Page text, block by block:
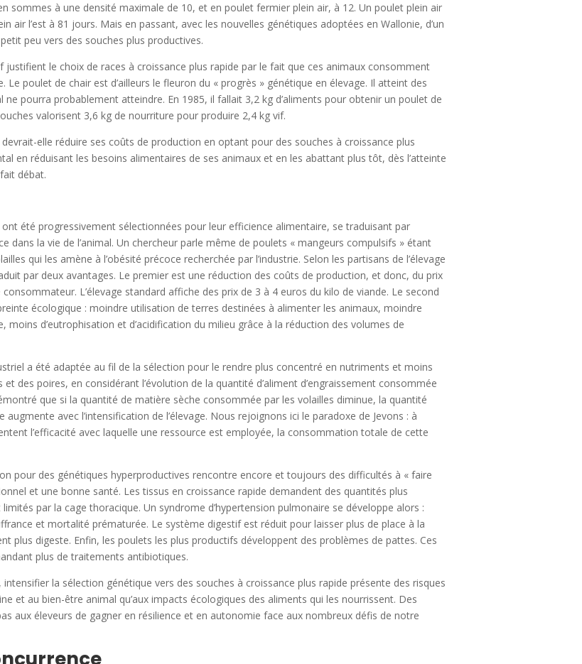
sommes à une densité maximale de 10, et en poulet fermier plein air, à 12. Un poulet plein air
air l’est à 81 jours. Mais en passant, avec les nouvelles génétiques adoptées en Wallonie, d’un
peu vers des souches plus productives.
justifient le choix de races à croissance plus rapide par le fait que ces animaux consomment
Le poulet de chair est d’ailleurs le fleuron du « progrès » génétique en élevage. Il atteint des
ne pourra probablement atteindre. En 1985, il fallait 3,2 kg d’aliments pour obtenir un poulet de
valorisent 3,6 kg de nourriture pour produire 2,4 kg vif.
elle réduire ses coûts de production en optant pour des souches à croissance plus
en réduisant les besoins alimentaires de ses animaux et en les abattant plus tôt, dès l’atteinte
débat.
été progressivement sélectionnées pour leur efficience alimentaire, se traduisant par
dans la vie de l’animal. Un chercheur parle même de poulets « mangeurs compulsifs » étant
qui les amène à l’obésité précoce recherchée par l’industrie. Selon les partisans de l’élevage
par deux avantages. Le premier est une réduction des coûts de production, et donc, du prix
L’élevage standard affiche des prix de 3 à 4 euros du kilo de viande. Le second
écologique : moindre utilisation de terres destinées à alimenter les animaux, moindre
moins d’eutrophisation et d’acidification du milieu grâce à la réduction des volumes de
a été adaptée au fil de la sélection pour le rendre plus concentré en nutriments et moins
des poires, en considérant l’évolution de la quantité d’aliment d’engraissement consommée
que si la quantité de matière sèche consommée par les volailles diminue, la quantité
augmente avec l’intensification de l’élevage. Nous rejoignons ici le paradoxe de Jevons : à
l’efficacité avec laquelle une ressource est employée, la consommation totale de cette
pour des génétiques hyperproductives rencontre encore et toujours des difficultés à « faire
et une bonne santé. Les tissus en croissance rapide demandent des quantités plus
par la cage thoracique. Un syndrome d’hypertension pulmonaire se développe alors :
et mortalité prématurée. Le système digestif est réduit pour laisser plus de place à la
plus digeste. Enfin, les poulets les plus productifs développent des problèmes de pattes. Ces
plus de traitements antibiotiques.
intensifier la sélection génétique vers des souches à croissance plus rapide présente des risques
et au bien-être animal qu’aux impacts écologiques des aliments qui les nourrissent. Des
aux éleveurs de gagner en résilience et en autonomie face aux nombreux défis de notre